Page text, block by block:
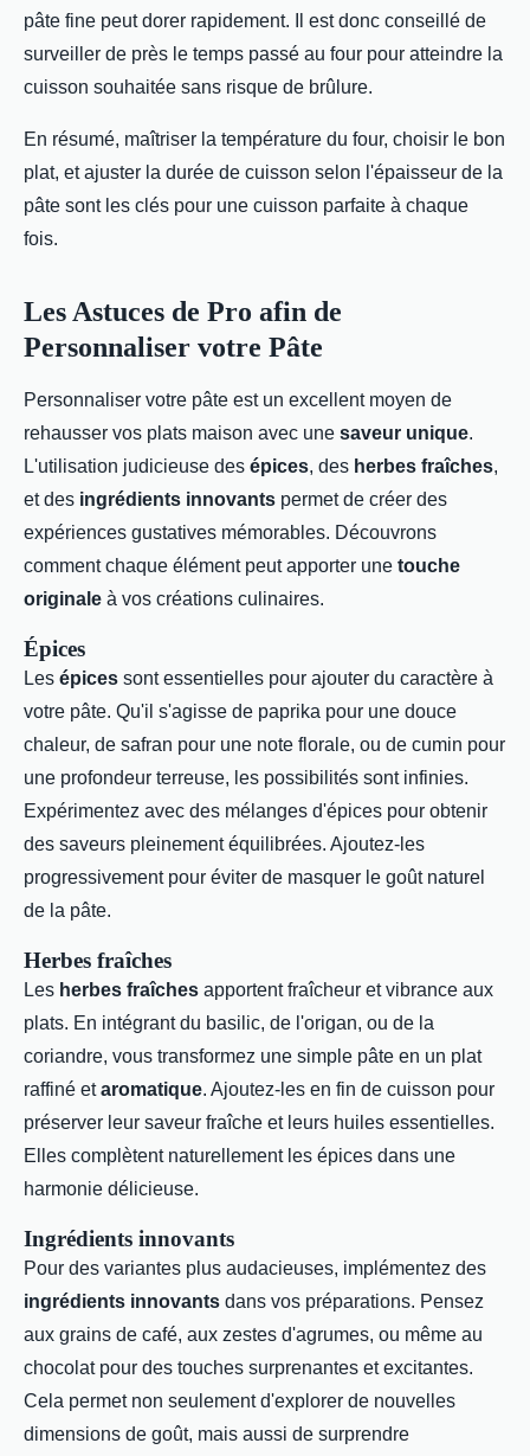
pâte fine peut dorer rapidement. Il est donc conseillé de
surveiller de près le temps passé au four pour atteindre la
cuisson souhaitée sans risque de brûlure.
En résumé, maîtriser la température du four, choisir le bon
plat, et ajuster la durée de cuisson selon l'épaisseur de la
pâte sont les clés pour une cuisson parfaite à chaque
fois.
Les Astuces de Pro afin de
Personnaliser votre Pâte
Personnaliser votre pâte est un excellent moyen de
rehausser vos plats maison avec une saveur unique.
L'utilisation judicieuse des épices, des herbes fraîches,
et des ingrédients innovants permet de créer des
expériences gustatives mémorables. Découvrons
comment chaque élément peut apporter une touche
originale à vos créations culinaires.
Épices
Les épices sont essentielles pour ajouter du caractère à
votre pâte. Qu'il s'agisse de paprika pour une douce
chaleur, de safran pour une note florale, ou de cumin pour
une profondeur terreuse, les possibilités sont infinies.
Expérimentez avec des mélanges d'épices pour obtenir
des saveurs pleinement équilibrées. Ajoutez-les
progressivement pour éviter de masquer le goût naturel
de la pâte.
Herbes fraîches
Les herbes fraîches apportent fraîcheur et vibrance aux
plats. En intégrant du basilic, de l'origan, ou de la
coriandre, vous transformez une simple pâte en un plat
raffiné etaromatique. Ajoutez-les en fin de cuisson pour
préserver leur saveur fraîche et leurs huiles essentielles.
Elles complètent naturellement les épices dans une
harmonie délicieuse.
Ingrédients innovants
Pour des variantes plus audacieuses, implémentez des
ingrédients innovants dans vos préparations. Pensez
aux grains de café, aux zestes d'agrumes, ou même au
chocolat pour des touches surprenantes et excitantes.
Cela permet non seulement d'explorer de nouvelles
dimensions de goût, mais aussi de surprendre